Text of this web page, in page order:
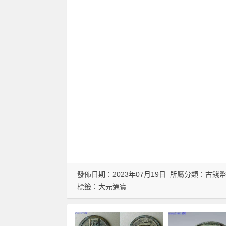
發佈日期：2023年07月19日 所屬分類： 古錢幣
標籤： 大元通寶